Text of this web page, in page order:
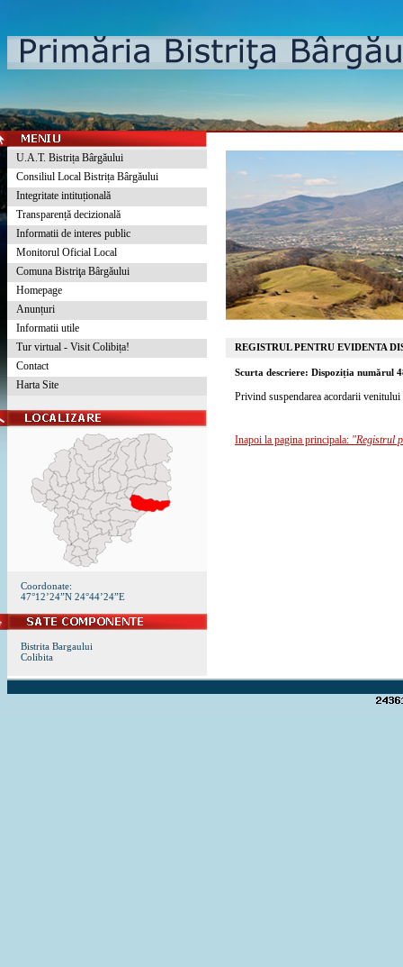
U.A.T. Bistrița Bârgăului
Consiliul Local Bistrița Bârgăului
Integritate intituțională
Transparență decizională
Informatii de interes public
Monitorul Oficial Local
Comuna Bistriţa Bârgăului
Homepage
Anunțuri
Informatii utile
Tur virtual - Visit Colibița!
Contact
Harta Site
Coordonate:
47°12’24”N 24°44’24”E
Bistrita Bargaului
Colibita
REGISTRUL PENTRU EVIDENTA
Scurta descriere: Dispoziția numărul
Privind suspendarea acordarii
Inapoi la pagina principala: "Registrul